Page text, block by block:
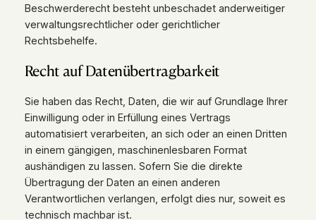
Beschwerderecht besteht unbeschadet anderweitiger
verwaltungsrechtlicher oder gerichtlicher
Rechtsbehelfe.
Recht auf Daten­übertrag­barkeit
Sie haben das Recht, Daten, die wir auf Grundlage Ihrer
Einwilligung oder in Erfüllung eines Vertrags
automatisiert verarbeiten, an sich oder an einen Dritten
in einem gängigen, maschinenlesbaren Format
aushändigen zu lassen. Sofern Sie die direkte
Übertragung der Daten an einen anderen
Verantwortlichen verlangen, erfolgt dies nur, soweit es
technisch machbar ist.